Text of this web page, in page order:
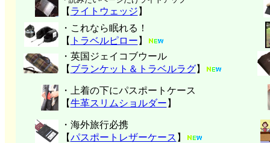
【 ライトウェッジ 】
・これなら眠れる！
【 トラベルピロー 】
・英国ジェイコブウール
【 ブランケット＆トラベルラグ】
・上着の下にパスポートケース
【牛革スリムショルダー 】
・海外旅行必携
【パスポートレザーケース 】